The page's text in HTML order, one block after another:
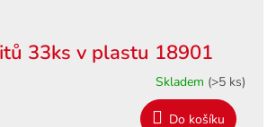
33ks v plastu 18901
Skladem (>5 ks)
Do košíku